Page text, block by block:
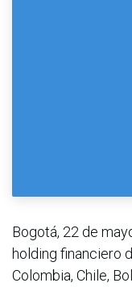
Bogotá, 22 de
holding financiero
Colombia, Chile,